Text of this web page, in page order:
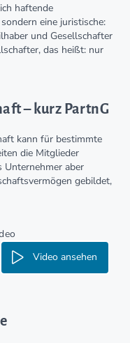
haftende
eine juristische:
und Gesellschafter
das heißt: nur
– kurz PartnG
kann für bestimmte
die Mitglieder
Unternehmer aber
gebildet,
Die
Video ansehen